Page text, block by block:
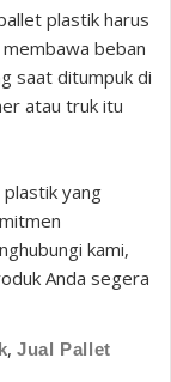
plastik harus
beban
saat ditumpuk di
atau truk itu
yang
kami,
Anda segera
,Jual Pallet